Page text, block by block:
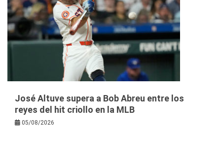
José Altuve supera a Bob Abreu entre los
reyes del hit criollo en la MLB
05/08/2026